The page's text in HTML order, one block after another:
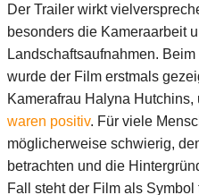
Der Trailer wirkt
besonders die Kameraarbeit
Landschaftsaufnahmen. Beim
wurde der Film erstmals
Kamerafrau Halyna Hutchins,
waren positiv. Für viele
möglicherweise schwierig,
betrachten und die
Fall steht der Film als Symbol